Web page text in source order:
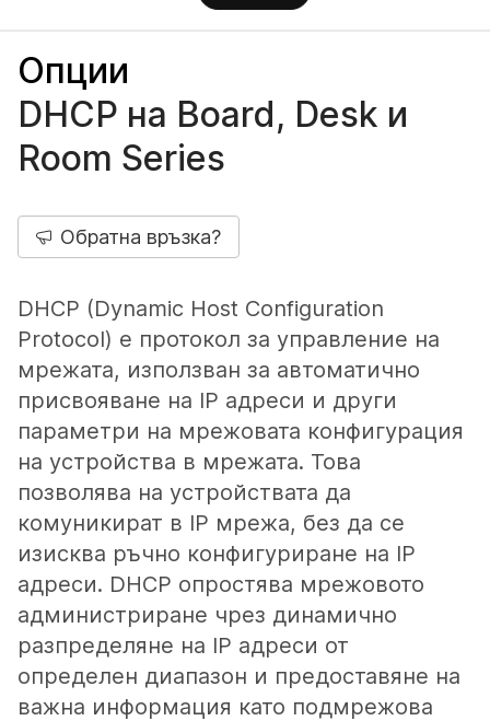
Опции
DHCP на Board, Desk и
Room Series
Обратна връзка?
DHCP (Dynamic Host Configuration
Protocol) е протокол за управление на
мрежата, използван за автоматично
присвояване на IP адреси и други
параметри на мрежовата конфигурация
на устройства в мрежата. Това
позволява на устройствата да
комуникират в IP мрежа, без да се
изисква ръчно конфигуриране на IP
адреси. DHCP опростява мрежовото
администриране чрез динамично
разпределяне на IP адреси от
определен диапазон и предоставяне на
важна информация като подмрежова